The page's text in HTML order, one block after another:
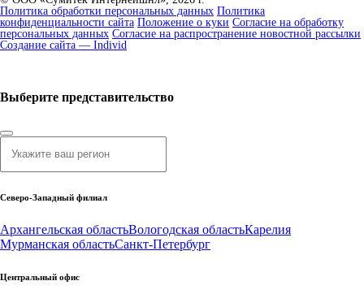
Политика обработки персональных данных Политика
конфиденциальности сайта Положение о куки Согласие на обработку
персональных данных Согласие на распространение новостной рассылки
Создание сайта — Individ
Выберите представительство
Северо-Западный филиал
Архангельская областьВологодская областьКарелия
Мурманская областьСанкт-Петербург
Центральный офис